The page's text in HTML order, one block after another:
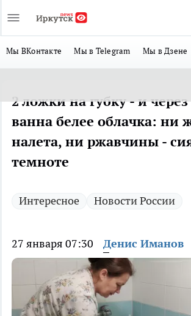
Мы ВКонтакте Мы в Telegram Мы в Дзене
2 ложки на губку - и
ванна белее облачка: ни
налета, ни ржавчины -
темноте
Интересное Новости России
27 января 07:30 Денис Иманов